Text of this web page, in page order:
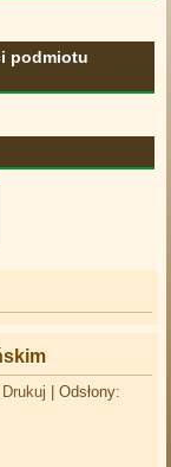
podmiotu
Drukuj |Odsłony: